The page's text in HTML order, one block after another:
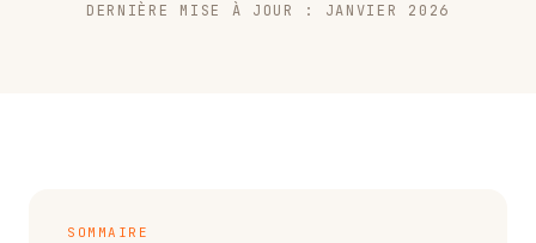
DERNIÈRE MISE À JOUR : JANVIER 2026
SOMMAIRE